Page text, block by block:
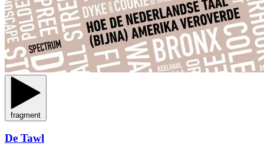
fragment
De Tawl